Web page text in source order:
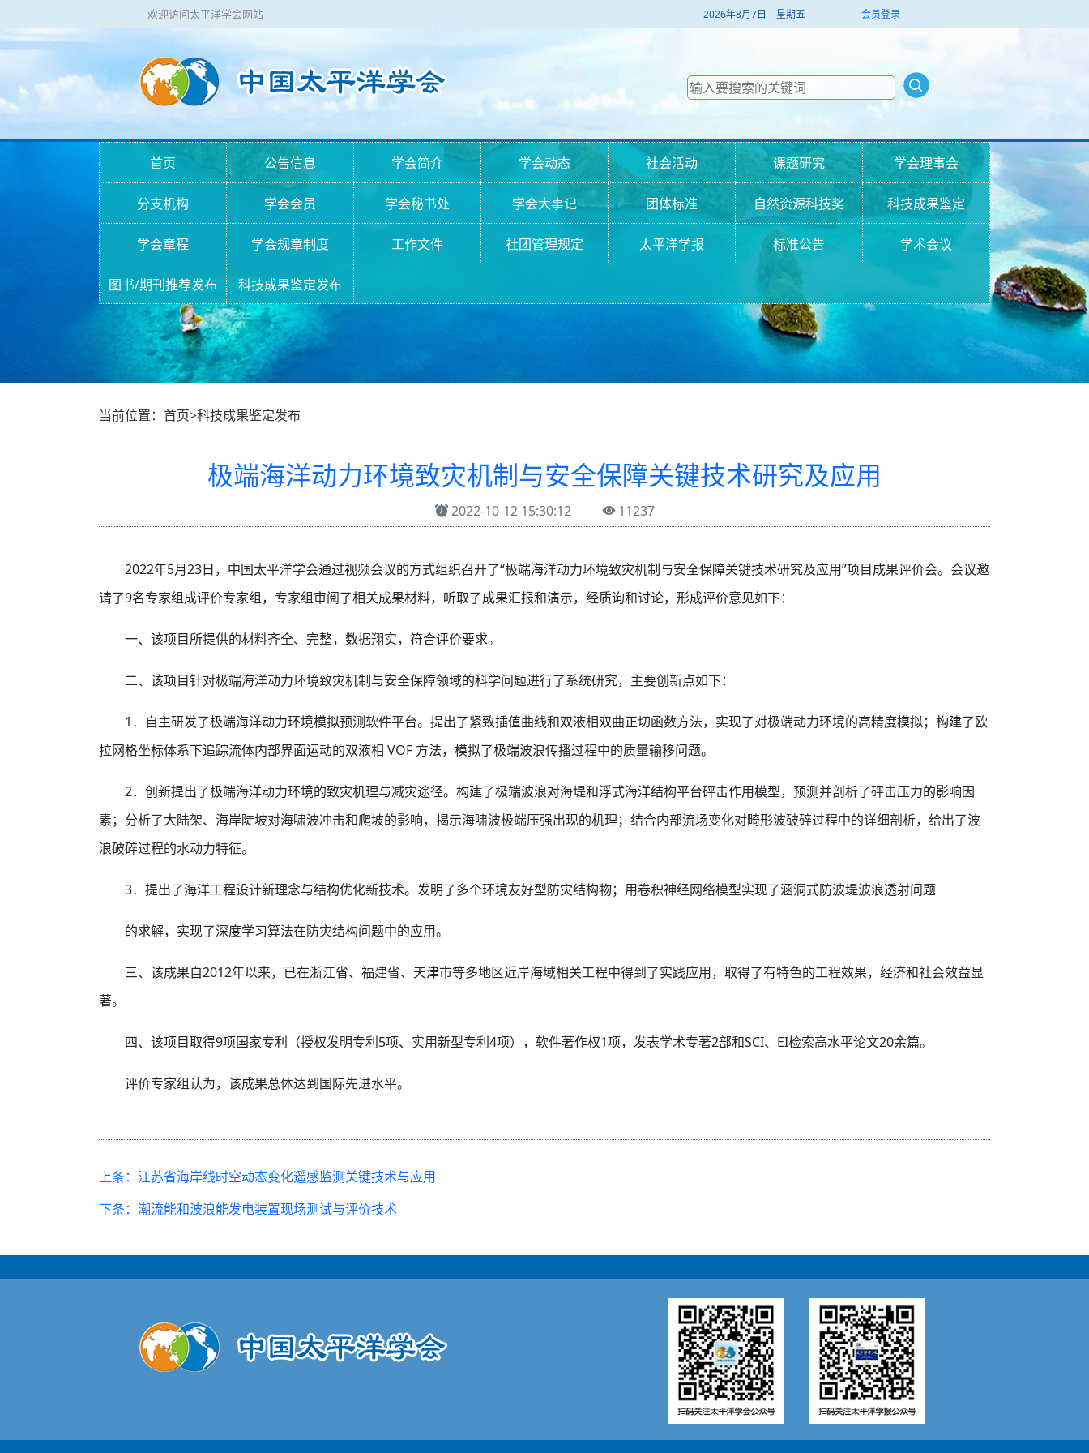
欢迎访问太平洋学会网站 2026年8月7日 星期五 会员登录
首页 公告信息 学会简介 学会动态 社会活动 课题研究 学会理事会
分支机构 学会会员 学会秘书处 学会大事记 团体标准 自然资源科技奖 科技成果鉴定
学会章程 学会规章制度 工作文件 社团管理规定 太平洋学报 标准公告 学术会议
图书/期刊推荐发布 科技成果鉴定发布
当前位置：首页>科技成果鉴定发布
极端海洋动力环境致灾机制与安全保障关键技术研究及应用
2022-10-12 15:30:12 11237
2022年5月23日，中国太平洋学会通过视频会议的方式组织召开了“极端海洋动力环境致灾机制与安全保障关键技术研究及应用”项目成果评价会。会议邀
请了9名专家组成评价专家组，专家组审阅了相关成果材料，听取了成果汇报和演示，经质询和讨论，形成评价意见如下：
一、该项目所提供的材料齐全、完整，数据翔实，符合评价要求。
二、该项目针对极端海洋动力环境致灾机制与安全保障领域的科学问题进行了系统研究，主要创新点如下：
1．自主研发了极端海洋动力环境模拟预测软件平台。提出了紧致插值曲线和双液相双曲正切函数方法，实现了对极端动力环境的高精度模拟；构建了欧
拉网格坐标体系下追踪流体内部界面运动的双液相 VOF 方法，模拟了极端波浪传播过程中的质量输移问题。
2．创新提出了极端海洋动力环境的致灾机理与减灾途径。构建了极端波浪对海堤和浮式海洋结构平台砰击作用模型，预测并剖析了砰击压力的影响因
素；分析了大陆架、海岸陡坡对海啸波冲击和爬坡的影响，揭示海啸波极端压强出现的机理；结合内部流场变化对畸形波破碎过程中的详细剖析，给出了波
浪破碎过程的水动力特征。
3．提出了海洋工程设计新理念与结构优化新技术。发明了多个环境友好型防灾结构物；用卷积神经网络模型实现了涵洞式防波堤波浪透射问题
的求解，实现了深度学习算法在防灾结构问题中的应用。
三、该成果自2012年以来，已在浙江省、福建省、天津市等多地区近岸海域相关工程中得到了实践应用，取得了有特色的工程效果，经济和社会效益显
著。
四、该项目取得9项国家专利（授权发明专利5项、实用新型专利4项），软件著作权1项，发表学术专著2部和SCI、EI检索高水平论文20余篇。
评价专家组认为，该成果总体达到国际先进水平。
上条：江苏省海岸线时空动态变化遥感监测关键技术与应用
下条：潮流能和波浪能发电装置现场测试与评价技术